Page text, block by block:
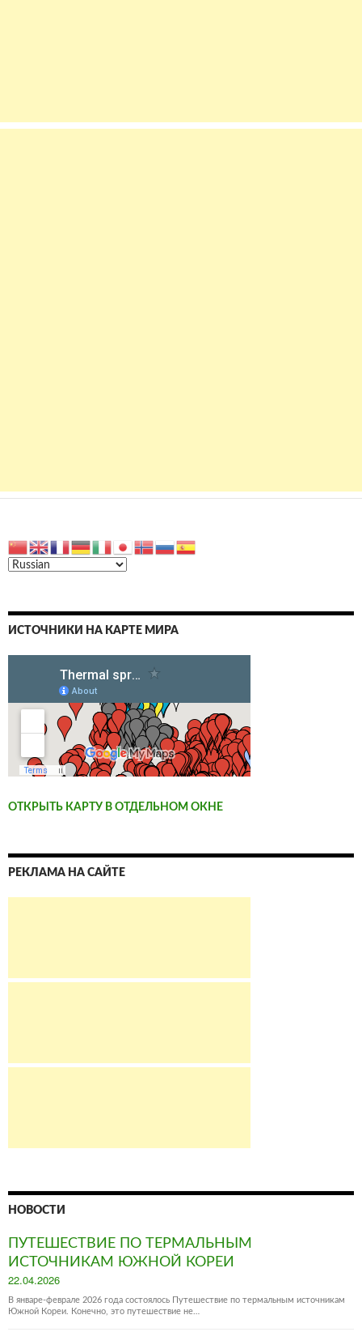
ИСТОЧНИКИ НА КАРТЕ МИРА
ОТКРЫТЬ КАРТУ В ОТДЕЛЬНОМ ОКНЕ
РЕКЛАМА НА САЙТЕ
НОВОСТИ
ПУТЕШЕСТВИЕ ПО ТЕРМАЛЬНЫМ
ИСТОЧНИКАМ ЮЖНОЙ КОРЕИ
Posted
on
22.04.2026
В январе-феврале 2026 года состоялось Путешествие по термальным источникам
Южной Кореи. Конечно, это путешествие не…